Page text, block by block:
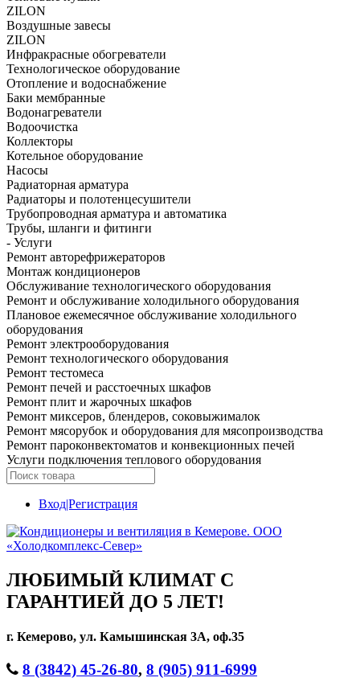
ZILON
Воздушные завесы
ZILON
Инфракрасные обогреватели
Технологическое оборудование
Отопление и водоснабжение
Баки мембранные
Водонагреватели
Водоочистка
Коллекторы
Котельное оборудование
Насосы
Радиаторная арматура
Радиаторы и полотенцесушители
Трубопроводная арматура и автоматика
Трубы, шланги и фитинги
- Услуги
Ремонт авторефрижераторов
Монтаж кондиционеров
Обслуживание технологического оборудования
Ремонт и обслуживание холодильного оборудования
Плановое ежемесячное обслуживание холодильного
оборудования
Ремонт электрооборудования
Ремонт технологического оборудования
Ремонт тестомеса
Ремонт печей и расстоечных шкафов
Ремонт плит и жарочных шкафов
Ремонт миксеров, блендеров, соковыжималок
Ремонт мясорубок и оборудования для мясопроизводства
Ремонт пароконвектоматов и конвекционных печей
Услуги подключения теплового оборудования
Вход|Регистрация
ЛЮБИМЫЙ КЛИМАТ С
ГАРАНТИЕЙ ДО 5 ЛЕТ!
г. Кемерово, ул. Камышинская 3А, оф.35
8 (3842) 45-26-80, 8 (905) 911-6999